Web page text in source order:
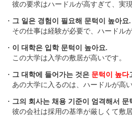
彼の要求はハードルが高すぎて、実
・ 그 일은 경험이 필요해 문턱이 높아요.
その仕事は経験が必要で、ハードル
・ 이 대학은 입학 문턱이 높아요.
この大学は入学の敷居が高いです。
・ 그 대학에 들어가는 것은 문턱이 높다
あの大学に入るのは、ハードルが高い
・ 그의 회사는 채용 기준이 엄격해서 문
彼の会社は採用の基準が厳しくて敷